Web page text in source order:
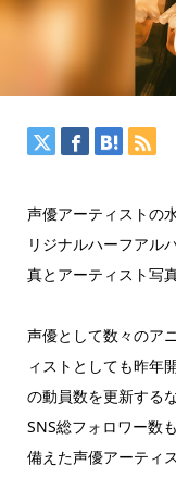
声優アーティストの
リジナルハーフアル
真とアーティスト写
声優として数々のア
ィストとしても昨年
の動員数を更新する
SNS総フォロワー数
備えた声優アーティ